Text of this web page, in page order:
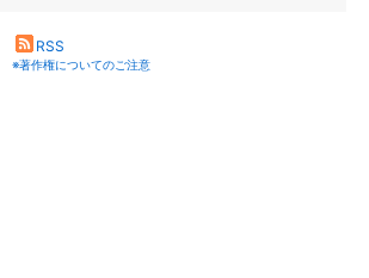
RSS
※著作権についてのご注意